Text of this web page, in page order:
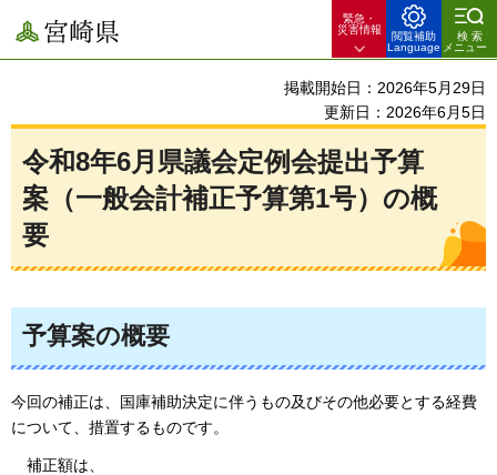
宮崎県
緊急・
災害情報
閲覧補助
Language
検索
メニュー
掲載開始日：2026年5月29日
更新日：2026年6月5日
令和8年6月県議会定例会提出予算
案（一般会計補正予算第1号）の概
要
予算案の概要
今回の補正は、国庫補助決定に伴うもの及びその他必要とする経費
について、措置するものです。
補正額は、